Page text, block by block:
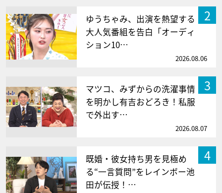
2
ゆうちゃみ、出演を熱望する
大人気番組を告白「オーディ
ション10…
2026.08.06
3
マツコ、みずからの洗濯事情
を明かし有吉おどろき！私服
で外出す…
2026.08.07
4
既婚・彼女持ち男を見極め
る“一言質問”をレインボー池
田が伝授！…